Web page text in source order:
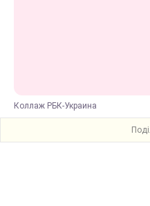
Коллаж РБК-Украина